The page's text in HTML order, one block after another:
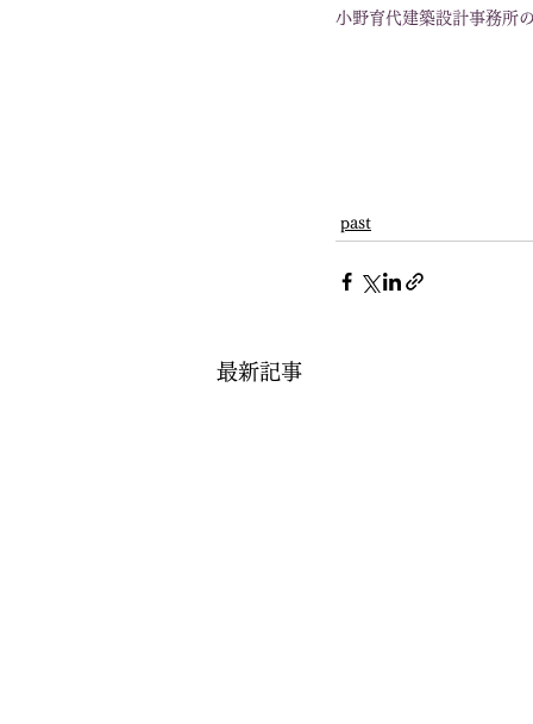
小野育代建築設計事務所
past
最新記事